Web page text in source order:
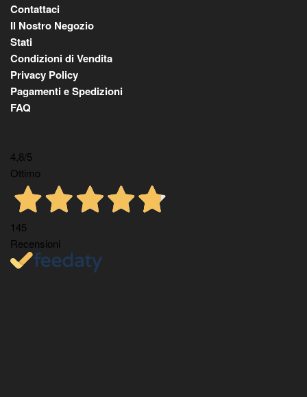
Contattaci
Il Nostro Negozio
Stati
Condizioni di Vendita
Privacy Policy
Pagamenti e Spedizioni
FAQ
4,8/5
Ottimo
145
Recensioni